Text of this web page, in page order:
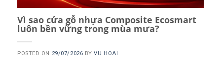
Vì sao cửa gỗ nhựa Composite Ecosmart
luôn bền vững trong mùa mưa?
POSTED ON 29/07/2026 BYVU HOAI